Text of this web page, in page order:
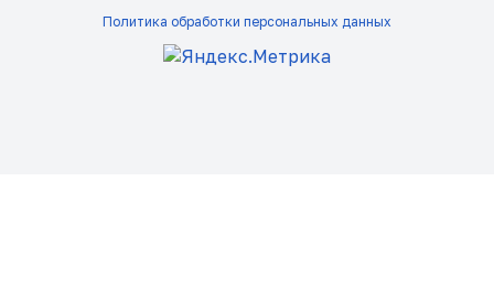
Политика обработки персональных данных